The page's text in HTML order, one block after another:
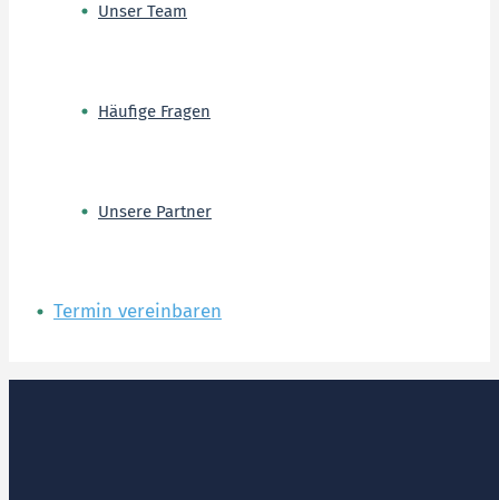
Unser Team
Häufige Fragen
Unsere Partner
Termin vereinbaren